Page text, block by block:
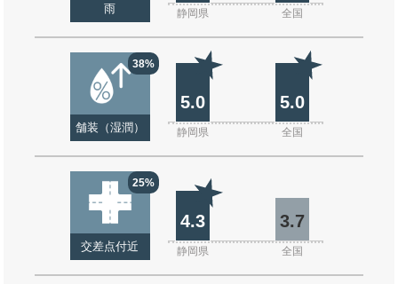
雨 静岡県 全国
38%
舗装（湿潤）
5.0 5.0
静岡県 全国
25%
交差点付近
4.3 3.7
静岡県 全国